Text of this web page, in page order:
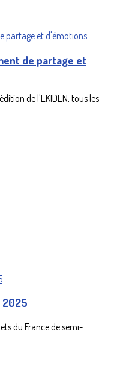
de partage et
de l'EKIDEN, tous les
2025
du France de semi-